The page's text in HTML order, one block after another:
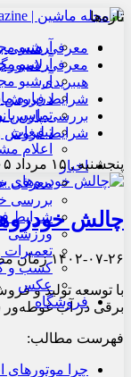
آرشیو
آرشیو
آرشیو
درباره ما
تماس با
تبلیغات
اعلام
اخبار
معرفی
بررسی
شرایط
ورزشی
کسب و
عکس
فروشگاه
تازه‌ها
معرفی هنسی بلک‌برد ۲۰۳۰:
هیبریدی
شرایط فروش
بررسی پارس
شرایط فروش و
پنجشنبه , ۱۵ مرداد ۱۴۰۵
چالش
۱۴۰۲-۰۷-۲۶زمان
با توسعه تولید و
برقی در آب غوطه‌ور
فهرست مطالب:
چرا موتورهای